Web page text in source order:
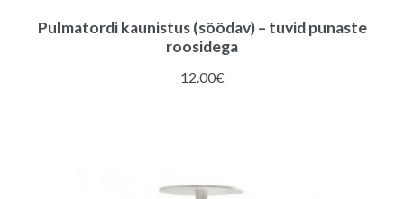
Pulmatordi kaunistus (söödav) – tuvid punaste
roosidega
12.00€